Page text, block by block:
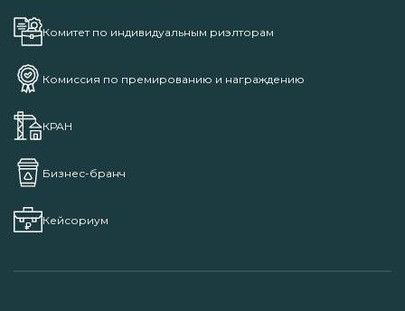
Комитет по индивидуальным риэлторам
Комиссия по премированию и награждению
КРАН
Бизнес-бранч
Кейсориум